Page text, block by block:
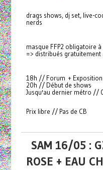
drags shows, dj set, live-
nerds
masque FFP2 obligatoire
=> distribués gratuitement
18h // Forum + Exposition
20h // Début de shows
Jusqu'au dernier métro //
Prix libre // Pas de CB
SAM 16/05 :
ROSE + EAU